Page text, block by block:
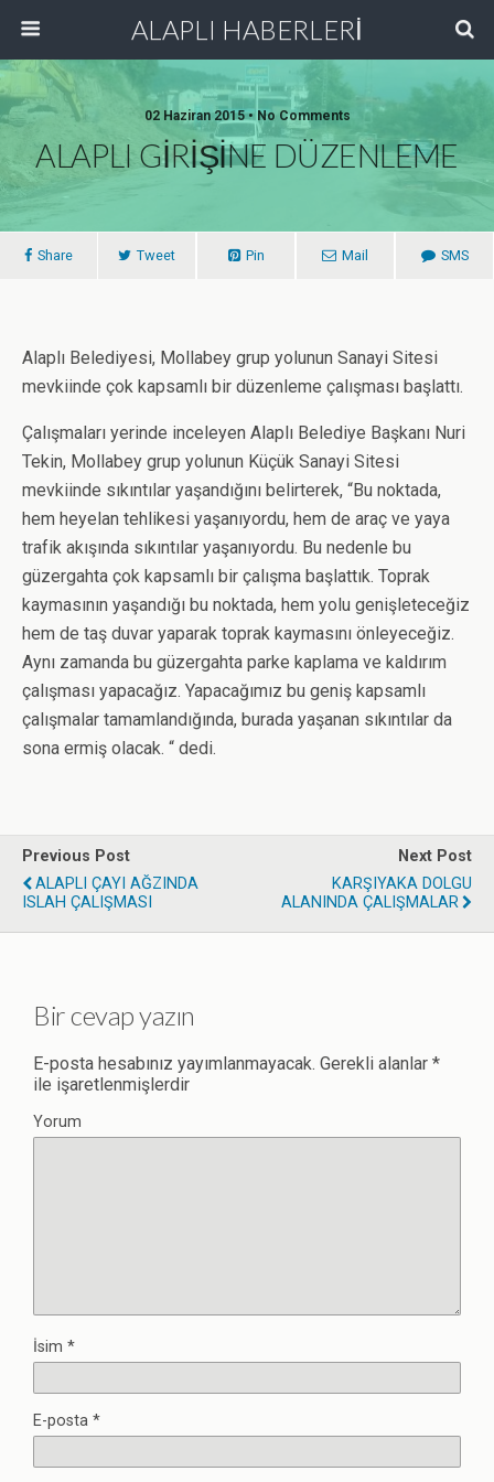
ALAPLI HABERLERİ
02 Haziran 2015 • No Comments
ALAPLI GİRİŞİNE DÜZENLEME
Share Tweet Pin Mail SMS
Alaplı Belediyesi, Mollabey grup yolunun Sanayi Sitesi
mevkiinde çok kapsamlı bir düzenleme çalışması başlattı.
Çalışmaları yerinde inceleyen Alaplı Belediye Başkanı Nuri
Tekin, Mollabey grup yolunun Küçük Sanayi Sitesi
mevkiinde sıkıntılar yaşandığını belirterek, “Bu noktada,
hem heyelan tehlikesi yaşanıyordu, hem de araç ve yaya
trafik akışında sıkıntılar yaşanıyordu. Bu nedenle bu
güzergahta çok kapsamlı bir çalışma başlattık. Toprak
kaymasının yaşandığı bu noktada, hem yolu genişleteceğiz
hem de taş duvar yaparak toprak kaymasını önleyeceğiz.
Aynı zamanda bu güzergahta parke kaplama ve kaldırım
çalışması yapacağız. Yapacağımız bu geniş kapsamlı
çalışmalar tamamlandığında, burada yaşanan sıkıntılar da
sona ermiş olacak. “ dedi.
Previous Post
ALAPLI ÇAYI AĞZINDA
ISLAH ÇALIŞMASI
Next Post
KARŞIYAKA DOLGU
ALANINDA ÇALIŞMALAR
Bir cevap yazın
E-posta hesabınız yayımlanmayacak. Gerekli alanlar *
ile işaretlenmişlerdir
Yorum
İsim *
E-posta *